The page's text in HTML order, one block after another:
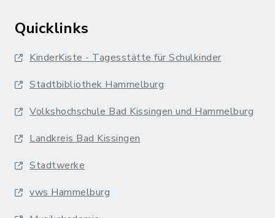
Quicklinks
KinderKiste - Tagesstätte für Schulkinder
Stadtbibliothek Hammelburg
Volkshochschule Bad Kissingen und Hammelburg
Landkreis Bad Kissingen
Stadtwerke
vws Hammelburg